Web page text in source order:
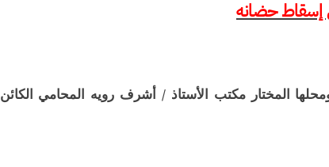
حضانه
المختار مكتب الأستاذ / أشرف رويه المحامي الكائن